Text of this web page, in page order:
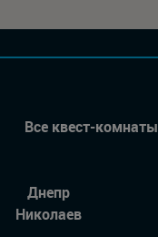
Все квест-комнаты
Днепр
Николаев